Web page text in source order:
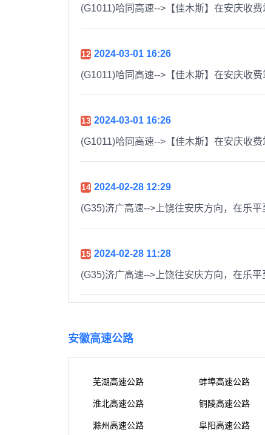
(G1011)哈同高速-->【佳木斯】在安庆收
12 2024-03-01 16:26
(G1011)哈同高速-->【佳木斯】在安庆收
13 2024-03-01 16:26
(G1011)哈同高速-->【佳木斯】在安庆收
14 2024-02-28 12:29
(G35)济广高速-->上饶往安庆方向，在乐
15 2024-02-28 11:28
(G35)济广高速-->上饶往安庆方向，在乐
安徽高速公路
芜湖高速公路 蚌埠高速公路
淮北高速公路 铜陵高速公路
滁州高速公路 阜阳高速公路